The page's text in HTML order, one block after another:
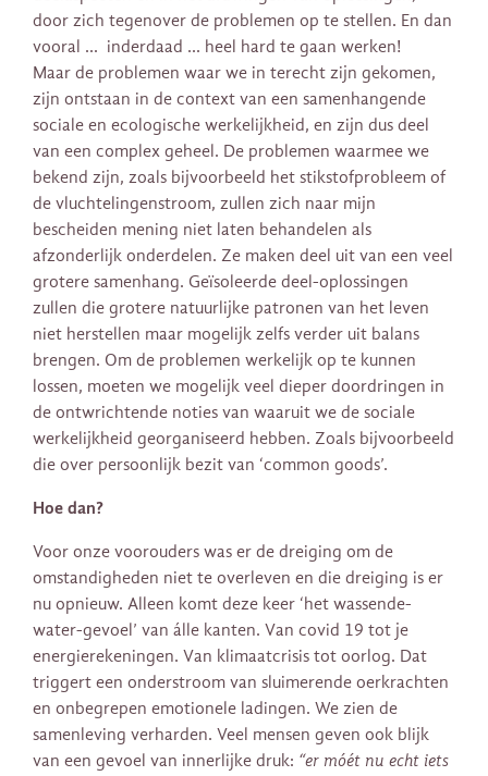
door zich tegenover de problemen op te stellen. En dan
vooral … inderdaad … heel hard te gaan werken!
Maar de problemen waar we in terecht zijn gekomen,
zijn ontstaan in de context van een samenhangende
sociale en ecologische werkelijkheid, en zijn dus deel
van een complex geheel. De problemen waarmee we
bekend zijn, zoals bijvoorbeeld het stikstofprobleem of
de vluchtelingenstroom, zullen zich naar mijn
bescheiden mening niet laten behandelen als
afzonderlijk onderdelen. Ze maken deel uit van een veel
grotere samenhang. Geïsoleerde deel-oplossingen
zullen die grotere natuurlijke patronen van het leven
niet herstellen maar mogelijk zelfs verder uit balans
brengen. Om de problemen werkelijk op te kunnen
lossen, moeten we mogelijk veel dieper doordringen in
de ontwrichtende noties van waaruit we de sociale
werkelijkheid georganiseerd hebben. Zoals bijvoorbeeld
die over persoonlijk bezit van ‘common goods’.
Hoe dan?
Voor onze voorouders was er de dreiging om de
omstandigheden niet te overleven en die dreiging is er
nu opnieuw. Alleen komt deze keer ‘het wassende-
water-gevoel’ van álle kanten. Van covid 19 tot je
energierekeningen. Van klimaatcrisis tot oorlog. Dat
triggert een onderstroom van sluimerende oerkrachten
en onbegrepen emotionele ladingen. We zien de
samenleving verharden. Veel mensen geven ook blijk
van een gevoel van innerlijke druk: “er móét nu echt iets